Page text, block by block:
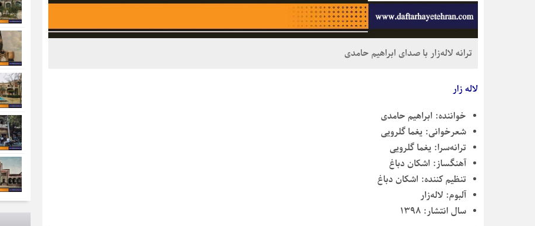
ترانه لاله‌زار با صدای ابراهیم حامدی
لاله زار
خواننده: ابراهیم حامدی
شعرخوانی: یغما گلرویی
ترانه‌سرا: یغما گلرویی
آهنگساز: اشکان دباغ
تنظیم کننده: اشکان دباغ
آلبوم: لاله‌زار
سال انتشار: